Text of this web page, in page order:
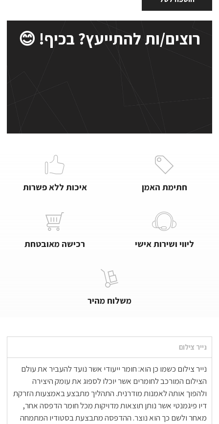
רוצים/ות להתייעץ? בכיף! 😊
חתימת האמן איכות ללא פשרות
ליווי ושירות אישי רכישה מאובטחת
משלוח מהיר
נייר צילום
נייר צילום כשמו כן הוא: חומר ייעודי אשר נועד להעביר את עולם
הצילום המורכב לחומרים אשר יוכלו לספוג את עומק היצירה
ולהפוך אותה לאמנות מודרנית. התהליך מתבצע באמצעות הזרקת
דיו פיגמנטי אשר נותן תוצאות מדויקות מכל חומר הדפסה אחר,
מאחר ולשם כך הוא נוצר. ההדפסה מתבצעת בסטודיו המתמחה